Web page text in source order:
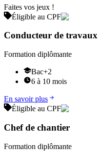
Faites vos jeux !
Éligible au CPF
Conducteur de travaux
Formation diplômante
Bac+2
6 à 10 mois
En savoir plus
Éligible au CPF
Chef de chantier
Formation diplômante